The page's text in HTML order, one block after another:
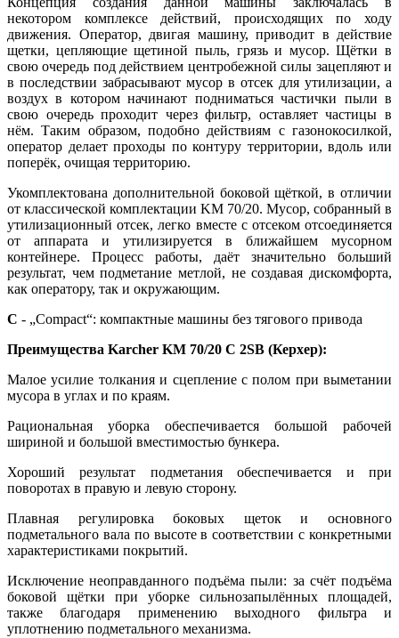
некотором комплексе действий, происходящих по ходу
движения. Оператор, двигая машину, приводит в действие
щетки, цепляющие щетиной пыль, грязь и мусор. Щётки в
свою очередь под действием центробежной силы зацепляют и
в последствии забрасывают мусор в отсек для утилизации, а
воздух в котором начинают подниматься частички пыли в
свою очередь проходит через фильтр, оставляет частицы в
нём. Таким образом, подобно действиям с газонокосилкой,
оператор делает проходы по контуру территории, вдоль или
поперёк, очищая территорию.
Укомплектована дополнительной боковой щёткой, в отличии
от классической комплектации KM 70/20. Мусор, собранный в
утилизационный отсек, легко вместе с отсеком отсоединяется
от аппарата и утилизируется в ближайшем мусорном
контейнере. Процесс работы, даёт значительно больший
результат, чем подметание метлой, не создавая дискомфорта,
как оператору, так и окружающим.
C - „Compact“: компактные машины без тягового привода
Преимущества Karcher KM 70/20 C 2SB (Керхер):
Малое усилие толкания и сцепление с полом при выметании
мусора в углах и по краям.
Рациональная уборка обеспечивается большой рабочей
шириной и большой вместимостью бункера.
Хороший результат подметания обеспечивается и при
поворотах в правую и левую сторону.
Плавная регулировка боковых щеток и основного
подметального вала по высоте в соответствии с конкретными
характеристиками покрытий.
Исключение неоправданного подъёма пыли: за счёт подъёма
боковой щётки при уборке сильнозапылённых площадей,
также благодаря применению выходного фильтра и
уплотнению подметального механизма.